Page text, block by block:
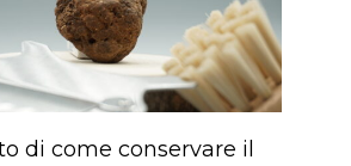
di come conservare il